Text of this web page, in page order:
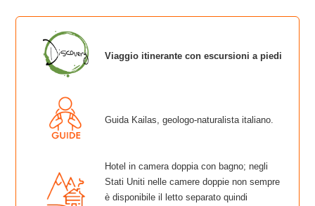
Viaggio itinerante con escursioni a piedi
Guida Kailas, geologo-naturalista italiano.
Hotel in camera doppia con bagno; negli
Stati Uniti nelle camere doppie non sempre
è disponibile il letto separato quindi